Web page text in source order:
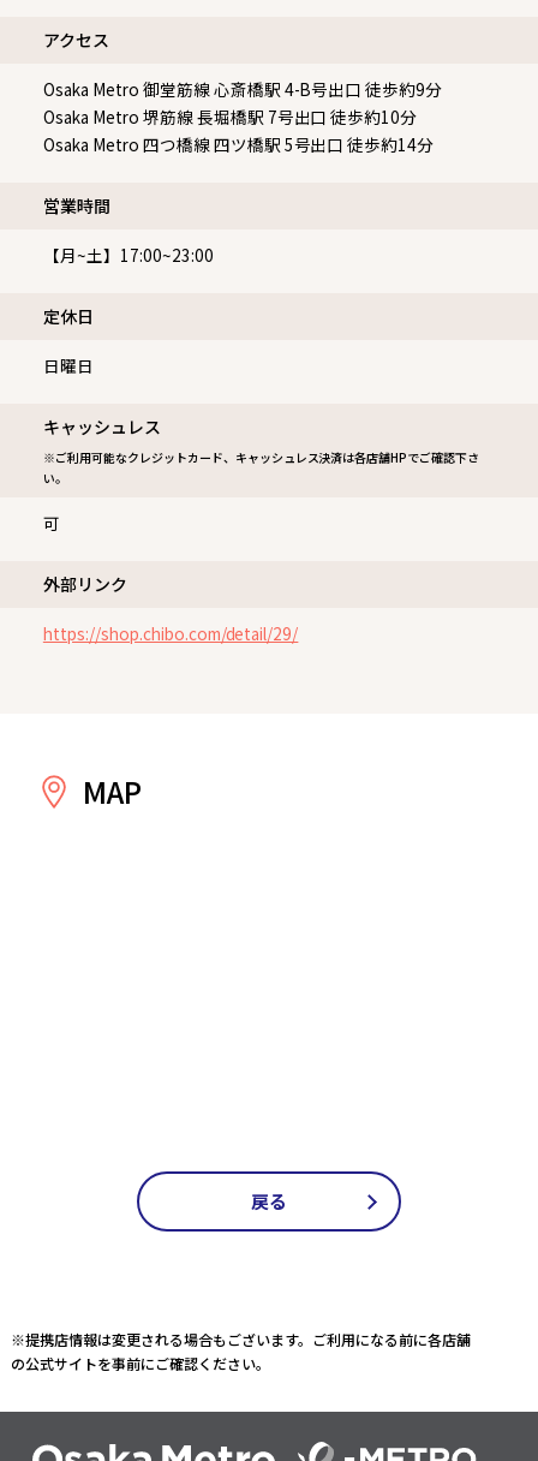
アクセス
Osaka Metro 御堂筋線 心斎橋駅 4-B号出口 徒歩約9分
Osaka Metro 堺筋線 長堀橋駅 7号出口 徒歩約10分
Osaka Metro 四つ橋線 四ツ橋駅 5号出口 徒歩約14分
営業時間
【月~土】17:00~23:00
定休⽇
日曜日
キャッシュレス
※ご利用可能なクレジットカード、キャッシュレス決済は各店舗HPでご確認下さ
い。
可
外部リンク
https://shop.chibo.com/detail/29/
MAP
戻る
※提携店情報は変更される場合もございます。ご利用になる前に各店舗
の公式サイトを事前にご確認ください。